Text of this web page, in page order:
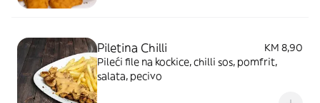
Piletina Chilli
KM 8,90
Pileći file na kockice, chilli sos, pomfrit,
salata, pecivo